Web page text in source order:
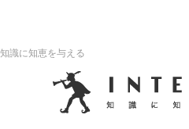
知識に知恵を与える